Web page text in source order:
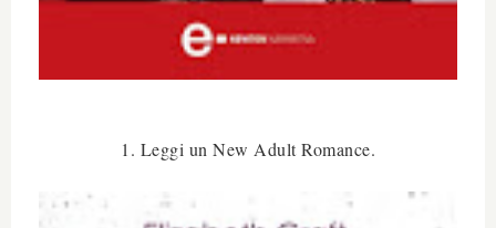
1. Leggi un New Adult Romance.